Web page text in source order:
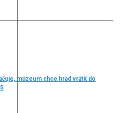
múzeum chce hrad vrátiť do